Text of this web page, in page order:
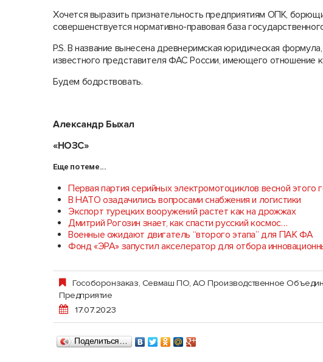
Хочется выразить признательность предприятиям ОПК,
совершенствуется нормативно-правовая база
P.S. В название вынесена древнеримская юридическая
известного представителя ФАС России, имеющего
Будем бодрствовать.
Александр Быхал
«НОЗС»
Еще по теме...
Первая партия серийных электромотоциклов весной этого
В НАТО озадачились вопросами снабжения и логистики
Экспорт турецких вооружений растет как на дрожжах
Дмитрий Рогозин знает, как спасти русский космос…
Военные ожидают двигатель “второго этапа” для ПАК ФА
Фонд «ЭРА» запустил акселератор для отбора
Гособоронзаказ, Севмаш ПО, АО Производственное
Предприятие
17.07.2023
Поделиться…